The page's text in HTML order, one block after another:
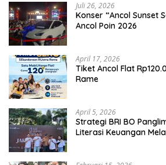
Juli 26, 2026
Konser “Ancol Sunset
Ancol Poin 2026
April 17, 2026
Tiket Ancol Flat
Rame
April 5, 2026
​Strategi BRI BO
Literasi Keuangan